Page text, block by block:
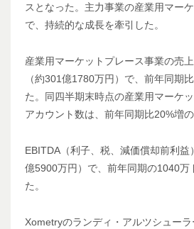
スとなった。主力事業の産業用マー
で、持続的な成長を牽引した。
産業用マーケットプレース事業の売
（約301億1780万円）で、前年同期
た。同四半期末時点の産業用マーケ
アカウント数は、前年同期比20%増
EBITDA（利子、税、減価償却前利
億5900万円）で、前年同期の1040万
た。
Xometryのランディ・アルツシュー